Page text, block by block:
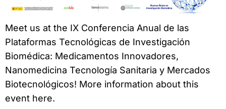
Meet us at the IX Conferencia Anual de las
Plataformas Tecnológicas de Investigación
Biomédica: Medicamentos Innovadores,
Nanomedicina Tecnología Sanitaria y Mercados
Biotecnológicos! More information about this
event here.